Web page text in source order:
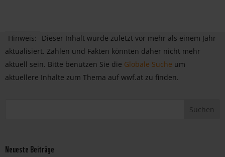
Hinweis:
Dieser Inhalt wurde zuletzt vor mehr als einem Jahr
aktualisiert. Zahlen und Fakten könnten daher nicht mehr
aktuell sein. Bitte benutzen Sie die Globale Suche um
aktuellere Inhalte zum Thema auf wwf.at zu finden.
Neueste Beiträge